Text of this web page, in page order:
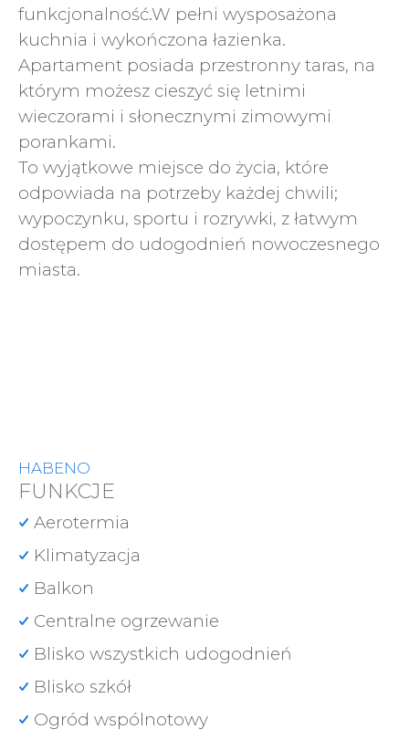
funkcjonalność.W pełni wysposażona
kuchnia i wykończona łazienka.
Apartament posiada przestronny taras, na
którym możesz cieszyć się letnimi
wieczorami i słonecznymi zimowymi
porankami.
To wyjątkowe miejsce do życia, które
odpowiada na potrzeby każdej chwili;
wypoczynku, sportu i rozrywki, z łatwym
dostępem do udogodnień nowoczesnego
miasta.
HABENO
FUNKCJE
Aerotermia
Klimatyzacja
Balkon
Centralne ogrzewanie
Blisko wszystkich udogodnień
Blisko szkół
Ogród wspólnotowy